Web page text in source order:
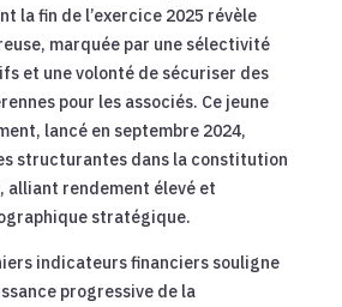
la fin de l’exercice 2025 révèle
marquée par une sélectivité
et une volonté de sécuriser des
pour les associés. Ce jeune
lancé en septembre 2024,
structurantes dans la constitution
alliant rendement élevé et
stratégique.
indicateurs financiers souligne
progressive de la